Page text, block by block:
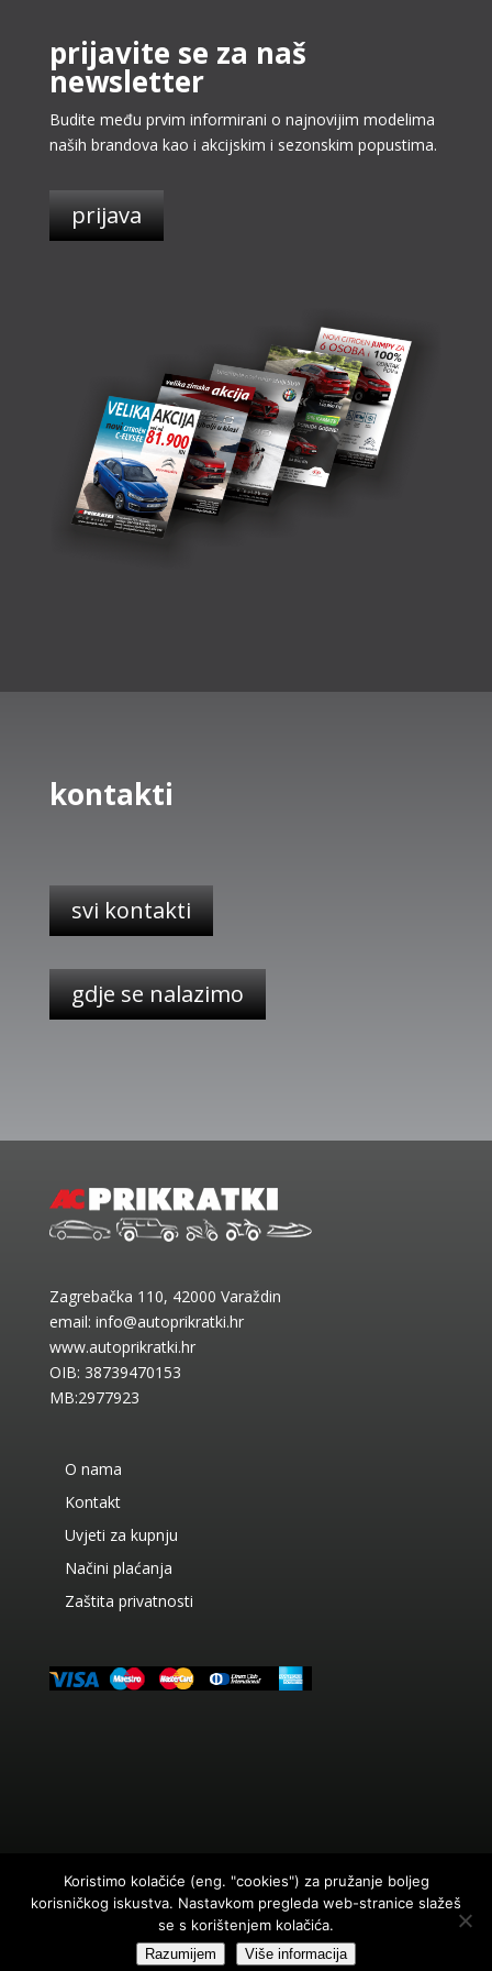
prijavite se za naš
newsletter
Budite među prvim informirani o najnovijim modelima
naših brandova kao i akcijskim i sezonskim popustima.
prijava
kontakti
svi kontakti
gdje se nalazimo
Zagrebačka 110, 42000 Varaždin
email: info@autoprikratki.hr
www.autoprikratki.hr
OIB: 38739470153
MB:2977923
O nama
Kontakt
Uvjeti za kupnju
Načini plaćanja
Zaštita privatnosti
© 2026. AC Prikratki Sva prava pridržana Web by
Abacus
Cijene u eurima su konvertirane prema tečaju 7,5345
Koristimo kolačiće (eng. "cookies") za pružanje boljeg
korisničkog iskustva. Nastavkom pregleda web-stranice slažeš
se s korištenjem kolačića.
Razumijem Više informacija